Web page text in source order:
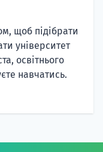
щоб підібрати
університет
освітнього
навчатись.